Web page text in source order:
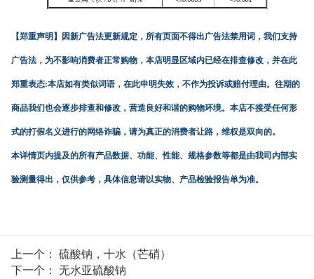
【郑重声明】 因新广告法更新规定，所有页面不得出广告法禁用词，我们支持
广告法，为不影响消费者正常购物，本店明显区域内已经在排查修改，并在此
郑重表态:本店如有类似词语，在此申明失效，不作为投诉或赔付理由。往期的
商品我们也会逐步排查和修改，营造良好和谐的购物环境。本店不接受任何形
式的打假名义进行的网络诈骗，请为真正的消费者让路，维权是双向的。
本详情页内提及的所有产品数据、功能、性能、规格参数等都是由我司内部实
验测量得出，仅供参考，具体信息请以实物、产品检验报告单为准。
上一个： 硫酸钠，十水（芒硝）
下一个： 无水亚硫酸钠